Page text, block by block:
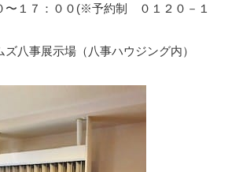
〜１７：００(※予約制 ０１２０－１
八事展示場（八事ハウジング内）